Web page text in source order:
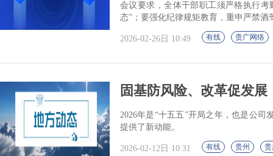
会议要求，全体干部职工须严格执行
态”；要强化纪律规矩教育，重申严禁
2026-02-26日 10:49 有线 贵广网络
固基防风险、改革促发
2026年是“十五五”开局之年，也是公
提供了新动能。
2026-02-12日 10:31 有线 贵州